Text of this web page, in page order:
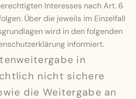
Interesses nach Art. 6
Über die jeweils im Einzelfall
wird in den folgenden
informiert.
in
nicht sichere
die Weitergabe an